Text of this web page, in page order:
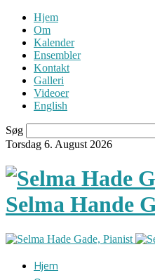
Hjem
Om
Kalender
Ensembler
Kontakt
Galleri
Videoer
English
Søg
Torsdag 6. August 2026
Selma Hande
Hjem